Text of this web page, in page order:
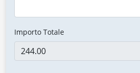
Importo Totale